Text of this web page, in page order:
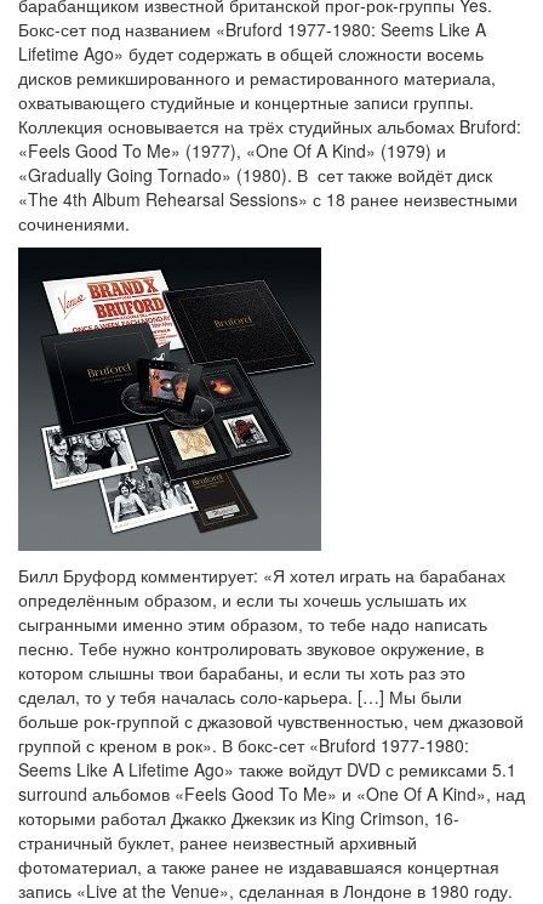
барабанщиком известной британской прог-рок-группы Yes.
Бокс-сет под названием «Bruford 1977-1980: Seems Like A
Lifetime Ago» будет содержать в общей сложности восемь
дисков ремикшированного и ремастированного материала,
охватывающего студийные и концертные записи группы.
Коллекция основывается на трёх студийных альбомах Bruford:
«Feels Good To Me» (1977), «One Of A Kind» (1979) и
«Gradually Going Tornado» (1980). В сет также войдёт диск
«The 4th Album Rehearsal Sessions» с 18 ранее неизвестными
сочинениями.
Билл Бруфорд комментирует: «Я хотел играть на барабанах
определённым образом, и если ты хочешь услышать их
сыгранными именно этим образом, то тебе надо написать
песню. Тебе нужно контролировать звуковое окружение, в
котором слышны твои барабаны, и если ты хоть раз это
сделал, то у тебя началась соло-карьера. […] Мы были
больше рок-группой с джазовой чувственностью, чем джазовой
группой с креном в рок». В бокс-сет «Bruford 1977-1980:
Seems Like A Lifetime Ago» также войдут DVD с ремиксами 5.1
surround альбомов «Feels Good To Me» и «One Of A Kind», над
которыми работал Джакко Джекзик из King Crimson, 16-
страничный буклет, ранее неизвестный архивный
фотоматериал, а также ранее не издававшаяся концертная
запись «Live at the Venue», сделанная в Лондоне в 1980 году.